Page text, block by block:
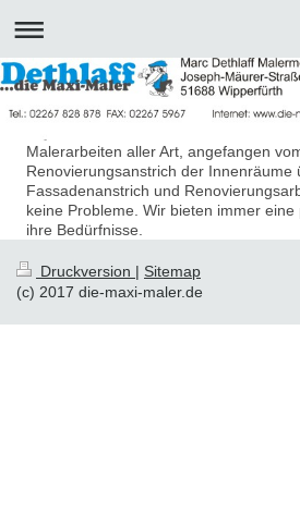
Malerarbeiten aller Art, angefangen
Renovierungsanstrich der Innenräume
Fassadenanstrich und
keine Probleme. Wir bieten immer
ihre Bedürfnisse.
Druckversion | Sitemap
(c) 2017 die-maxi-maler.de